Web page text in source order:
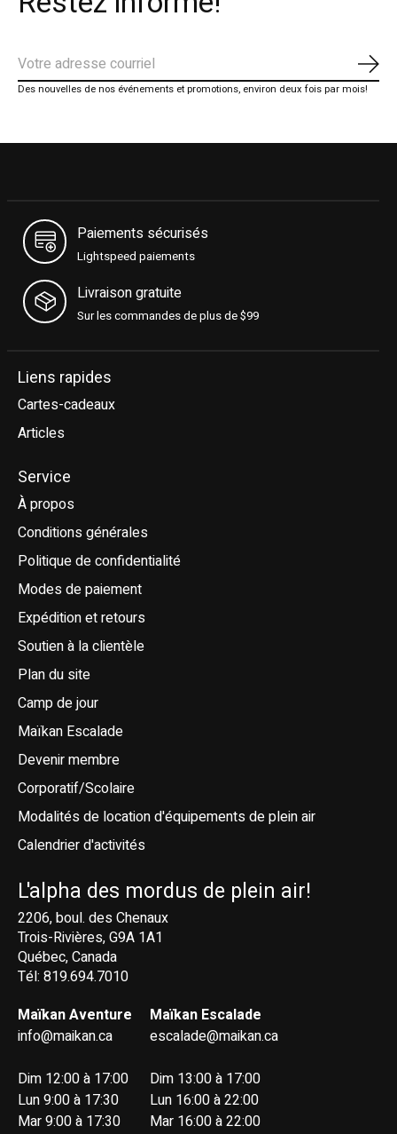
Des nouvelles de nos événements et promotions, environ deux fois par mois!
Paiements sécurisés
Lightspeed paiements
Livraison gratuite
Sur les commandes de plus de $99
Liens rapides
Cartes-cadeaux
Articles
Service
À propos
Conditions générales
Politique de confidentialité
Modes de paiement
Expédition et retours
Soutien à la clientèle
Plan du site
Camp de jour
Maïkan Escalade
Devenir membre
Corporatif/Scolaire
Modalités de location d'équipements de plein air
Calendrier d'activités
L'alpha des mordus de plein air!
2206, boul. des Chenaux
Trois-Rivières, G9A 1A1
Québec, Canada
Tél: 819.694.7010
Maïkan Aventure
info@maikan.ca
Dim 12:00 à 17:00
Lun 9:00 à 17:30
Mar 9:00 à 17:30
Maïkan Escalade
escalade@maikan.ca
Dim 13:00 à 17:00
Lun 16:00 à 22:00
Mar 16:00 à 22:00